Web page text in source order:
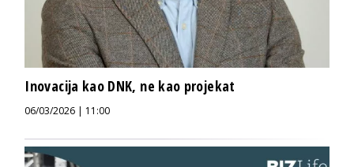
Inovacija kao DNK, ne kao projekat
06/03/2026 | 11:00